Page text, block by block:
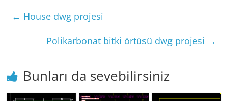
← House dwg projesi
Polikarbonat bitki örtüsü dwg projesi →
Bunları da sevebilirsiniz